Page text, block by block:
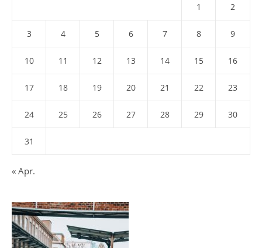
1 2
3 4 5 6 7 8 9
10 11 12 13 14 15 16
17 18 19 20 21 22 23
24 25 26 27 28 29 30
31
« Apr.